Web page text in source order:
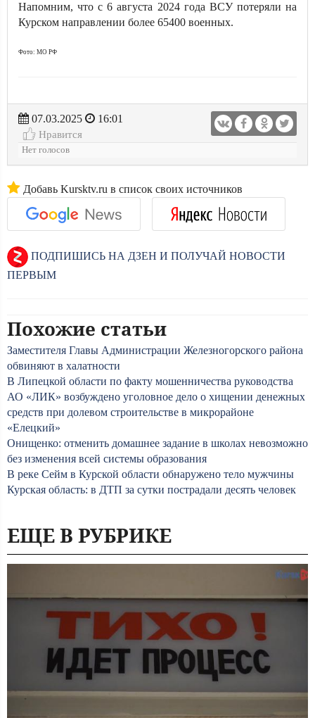
Напомним, что с 6 августа 2024 года ВСУ потеряли на
Курском направлении более 65400 военных.
Фото: МО РФ
07.03.2025
16:01
Нравится
Нет голосов
Добавь Kursktv.ru в список своих источников
ПОДПИШИСЬ НА ДЗЕН И ПОЛУЧАЙ НОВОСТИ
ПЕРВЫМ
Похожие статьи
Заместителя Главы Администрации Железногорского района
обвиняют в халатности
В Липецкой области по факту мошенничества руководства
АО «ЛИК» возбуждено уголовное дело о хищении денежных
средств при долевом строительстве в микрорайоне
«Елецкий»
Онищенко: отменить домашнее задание в школах невозможно
без изменения всей системы образования
В реке Сейм в Курской области обнаружено тело мужчины
Курская область: в ДТП за сутки пострадали десять человек
ЕЩЕ В РУБРИКЕ